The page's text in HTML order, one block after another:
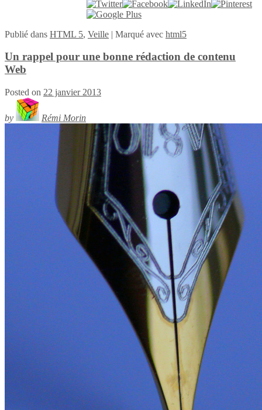
Publié dans HTML 5, Veille | Marqué avec html5
Un rappel pour une bonne rédaction de contenu
Web
Posted on 22 janvier 2013
by Rémi Morin